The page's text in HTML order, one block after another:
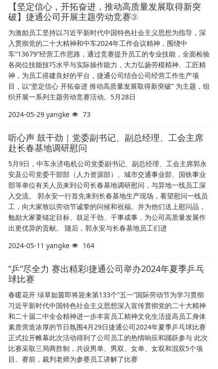
【坚定信心，开拓奋进，推动高质量发展取得新突
破】捷通公司开展主题劳动竞赛③
为激励员工坚持以习近平新时代中国特色社会主义思想为指导，深
入贯彻党的二十大精神和中车2024年工作会议精神，围绕中
车“13679”经营工作思路，通过竞赛提升员工的专业技能，全面检验
各岗位技能技巧水平与实际操作能力，大力弘扬劳模精神、工匠精
神，为员工搭建良好的平台，捷通公司结合公司经营工作生产项
目，以“坚定信心 开拓奋进 推动高质量发展取得新突破” 为主题，组
织开展一系列主题劳动竞赛活动。5月28日
2024-05-29 yangke 73
听心声 鼓干劲｜党委副书记、副总经理、工会主席
赴长春基地调研慰问
5月9日，中车永济电机公司党委副书记、副总经理、工会主席郭永
安及公司党委干部部（人力资源部）、城市交通事业部、国铁事业
部等单位有关人员来到公司长春基地调研慰问，与异地一线员工深
入交流。 郭永安一行首先来到长春基地生产现场，看望慰问一线员
工，向大家致以劳动节诚挚的问候和祝福。并为他们送上慰问品，
勉励大家要锚定目标、鼓足干劲、干事成事，为公司高质量发展作
出更优异的贡献。 随后，郭永安与长春基地员工们进
2024-05-11 yangke 164
“乒”尽全力 赛出精彩∣捷通公司举办2024年夏季乒乓
球比赛
春暖花开 绿草如茵即将迎来第133个“五一”国际劳动节为学习贯彻
习近平新时代中国特色社会主义思想深入宣传贯彻党的二十大精神
和二十届二中全会精神进一步丰富员工精神文化生活提高员工身体
素质营造浓厚的节日氛围4月29日捷通公司2024年夏季乒乓球比赛
正式拉开帷幕此次活动得到了公司员工的热情响应和踊跃参与 此次
比赛采取三局两胜制，共设男单、男双、女单、女双和混双5个项
目。赛前，裁判老师为参赛员工讲解了比赛